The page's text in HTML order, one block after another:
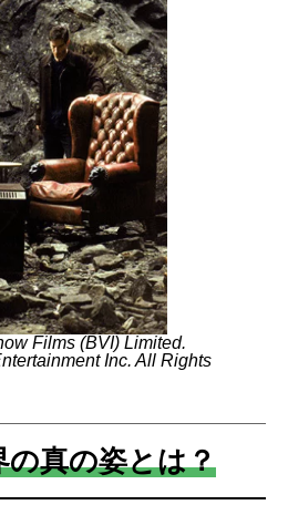
Films (BVI) Limited.
Inc. All Rights
真の姿とは？